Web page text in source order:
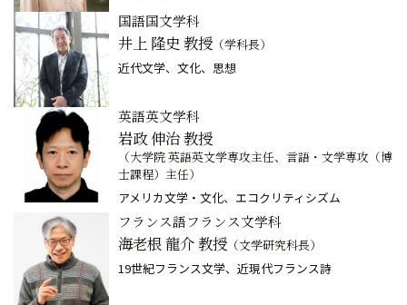
国語国文学科
井上 隆史 教授 （学科長）
近代文学、文化、思想
英語英文学科
岩政 伸治 教授
（大学院 英語英文学専攻主任、言語・文学専攻（博
士課程）主任）
アメリカ文学・文化、エコクリティシズム
フランス語フランス文学科
海老根 龍介 教授 （文学研究科長）
19世紀フランス文学、近現代フランス詩